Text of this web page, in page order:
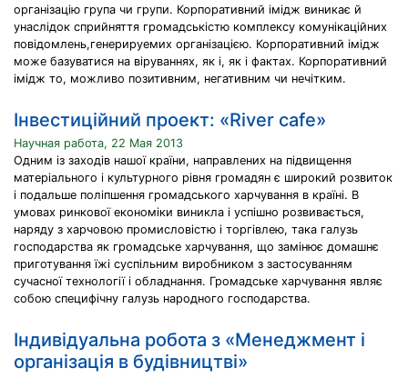
організацію група чи групи. Корпоративний імідж виникає й
унаслідок сприйняття громадськістю комплексу комунікаційних
повідомлень,генерируемих організацією. Корпоративний імідж
може базуватися на віруваннях, як і, як і фактах. Корпоративний
імідж то, можливо позитивним, негативним чи нечітким.
Інвестиційний проект: «River cafe»
Научная работа, 22 Мая 2013
Одним із заходів нашої країни, направлених на підвищення
матеріального і культурного рівня громадян є широкий розвиток
і подальше поліпшення громадського харчування в країні. В
умовах ринкової економіки виникла і успішно розвивається,
наряду з харчовою промисловістю і торгівлею, така галузь
господарства як громадське харчування, що замінює домашнє
приготування їжі суспільним виробником з застосуванням
сучасної технології і обладнання. Громадське харчування являє
собою специфічну галузь народного господарства.
Індивідуальна робота з «Менеджмент і
організація в будівництві»